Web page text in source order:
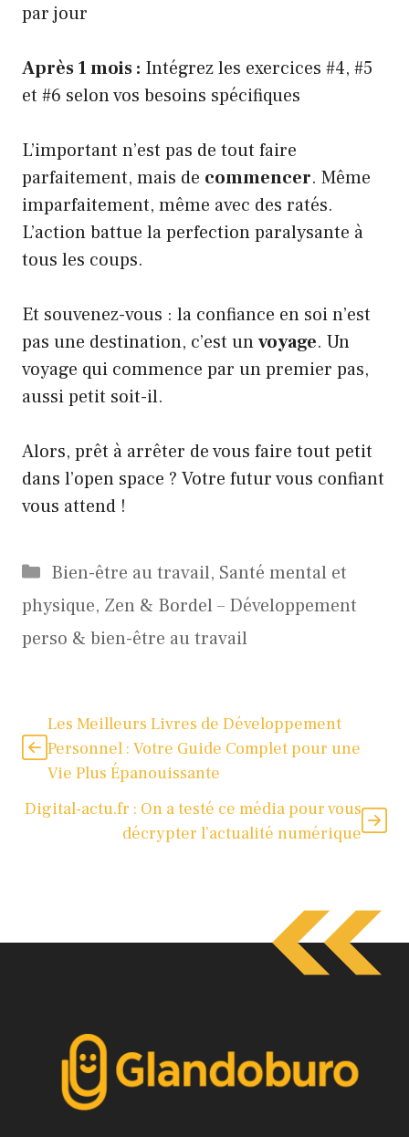
par jour
Après 1 mois : Intégrez les exercices #4, #5
et #6 selon vos besoins spécifiques
L’important n’est pas de tout faire
parfaitement, mais de commencer. Même
imparfaitement, même avec des ratés.
L’action battue la perfection paralysante à
tous les coups.
Et souvenez-vous : la confiance en soi n’est
pas une destination, c’est unvoyage. Un
voyage qui commence par un premier pas,
aussi petit soit-il.
Alors, prêt à arrêter de vous faire tout petit
dans l’open space ? Votre futur vous confiant
vous attend !
Catégories
Bien-être au travail, Santé mental et
physique, Zen & Bordel – Développement
perso & bien-être au travail
Les Meilleurs Livres de Développement
Personnel : Votre Guide Complet pour une
Vie Plus Épanouissante
Digital-actu.fr : On a testé ce média pour vous
décrypter l’actualité numérique